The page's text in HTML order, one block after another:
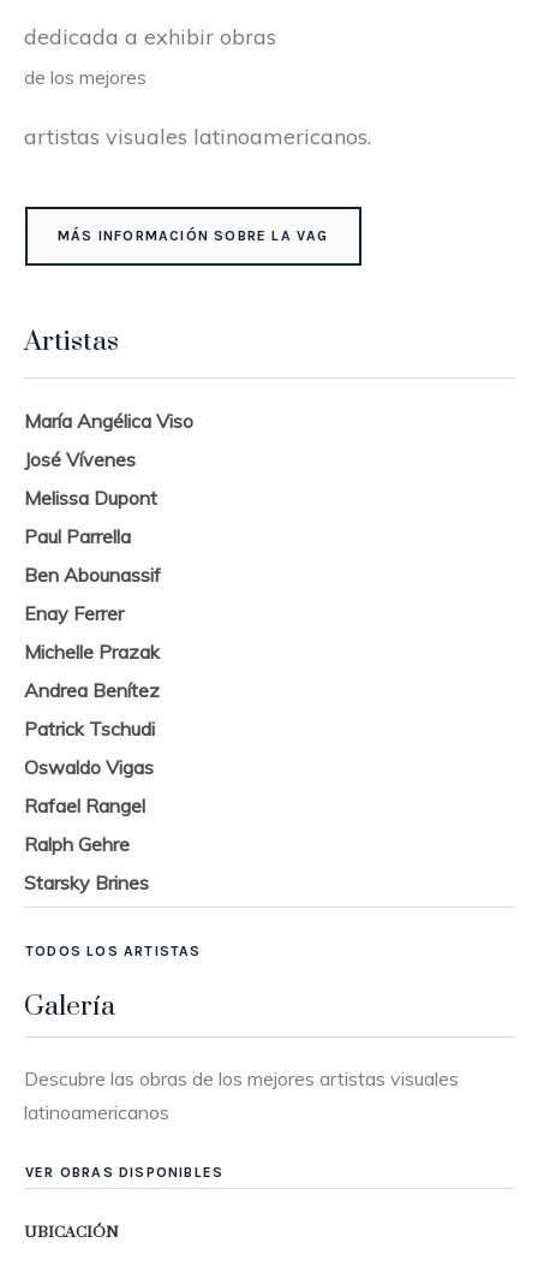
dedicada a exhibir obras
de los mejores
artistas visuales latinoamericanos.
MÁS INFORMACIÓN SOBRE LA VAG
Artistas
María Angélica Viso
José Vívenes
Melissa Dupont
Paul Parrella
Ben Abounassif
Enay Ferrer
Michelle Prazak
Andrea Benítez
Patrick Tschudi
Oswaldo Vigas
Rafael Rangel
Ralph Gehre
Starsky Brines
TODOS LOS ARTISTAS
Galería
Descubre las obras de los mejores artistas visuales
latinoamericanos
VER OBRAS DISPONIBLES
UBICACIÓN